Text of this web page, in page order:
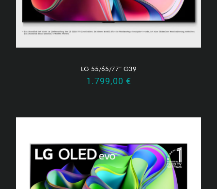
LG 55/65/77″ G39
1.799,00 €